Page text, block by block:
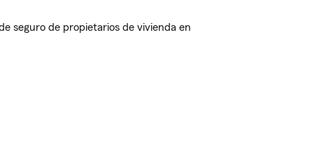
seguro de propietarios de vivienda en